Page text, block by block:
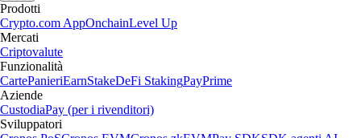
Prodotti
Crypto.com AppOnchainLevel Up
Mercati
Criptovalute
Funzionalità
CartePanieriEarnStakeDeFi StakingPayPrime
Aziende
CustodiaPay (per i rivenditori)
Sviluppatori